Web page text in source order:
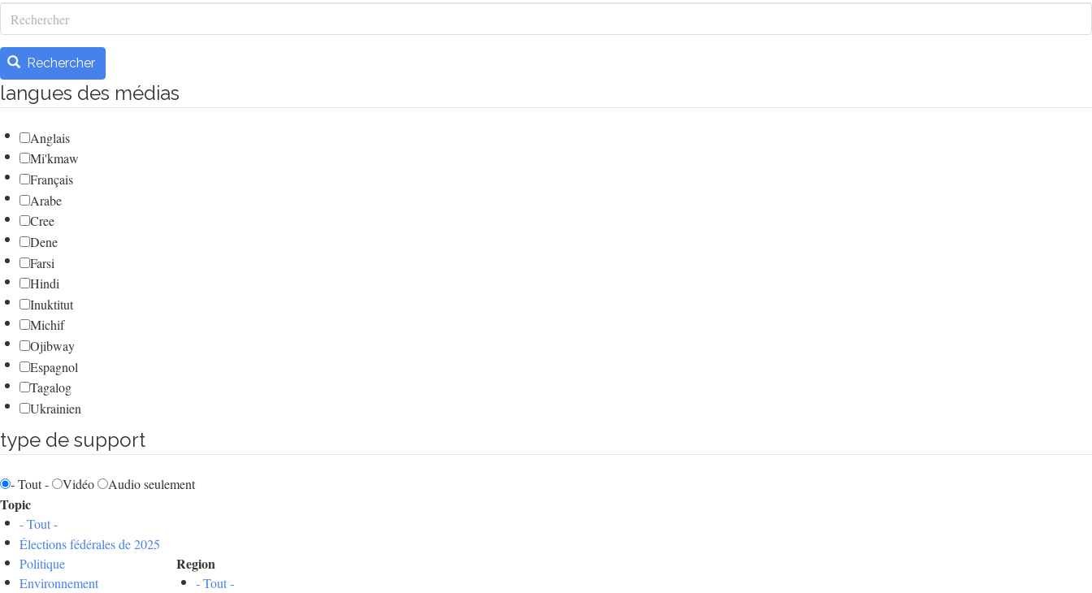
Rechercher
Rechercher
langues des médias
Anglais
Mi'kmaw
Français
Arabe
Cree
Dene
Farsi
Hindi
Inuktitut
Michif
Ojibway
Espagnol
Tagalog
Ukrainien
type de support
- Tout - Vidéo Audio seulement
Topic
- Tout -
Élections fédérales de 2025
Politique
Environnement
Region
- Tout -